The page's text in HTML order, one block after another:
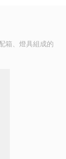
箱、燈具組成的